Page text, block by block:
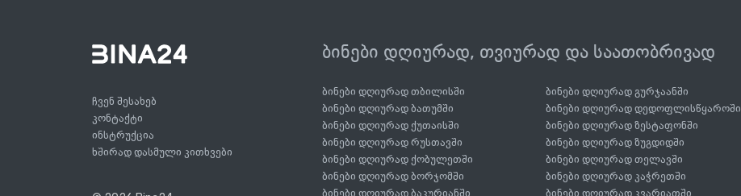
ჩვენ შესახებ
კონტაქტი
ინსტრუქცია
ხშირად დასმული კითხვები
ბინები დღიურად, თვიურად და საათობრივად
ბინები დღიურად თბილისში
ბინები დღიურად ბათუმში
ბინები დღიურად ქუთაისში
ბინები დღიურად რუსთავში
ბინები დღიურად ქობულეთში
ბინები დღიურად ბორჯომში
ბინები დღიურად ბაკურიანში
ბინები დღიურად გურჯაანში
ბინები დღიურად დედოფლისწყაროში
ბინები დღიურად ზესტაფონში
ბინები დღიურად ზუგდიდში
ბინები დღიურად თელავში
ბინები დღიურად კაჭრეთში
ბინები დღიურად კვარიათში